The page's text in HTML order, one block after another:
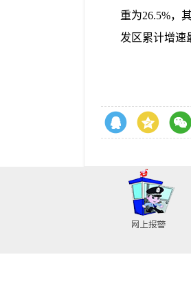
重为26.5%，
发区累计增速